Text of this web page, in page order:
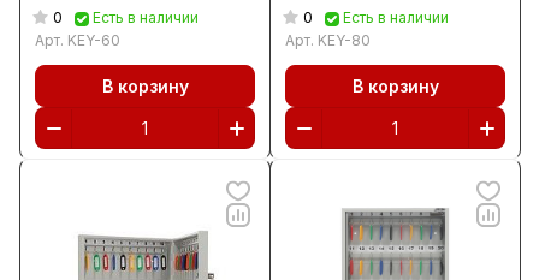
0
Есть в наличии
Арт. KEY-60
В корзину
0
Есть в наличии
Арт. KEY-80
В корзину